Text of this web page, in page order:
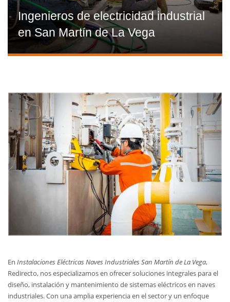
Ingenieros de electricidad industrial
en San Martín de La Vega
En Instalaciones Eléctricas Naves Industriales San Martín de La Vega,
Redirecto, nos especializamos en ofrecer soluciones integrales para el
diseño, instalación y mantenimiento de sistemas eléctricos en naves
industriales. Con una amplia experiencia en el sector y un enfoque